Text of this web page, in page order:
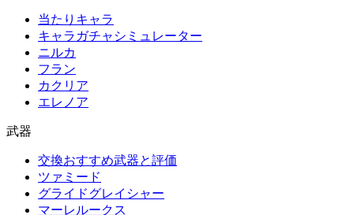
当たりキャラ
キャラガチャシミュレーター
ニルカ
フラン
カクリア
エレノア
武器
交換おすすめ武器と評価
ツァミード
グライドグレイシャー
マーレルークス